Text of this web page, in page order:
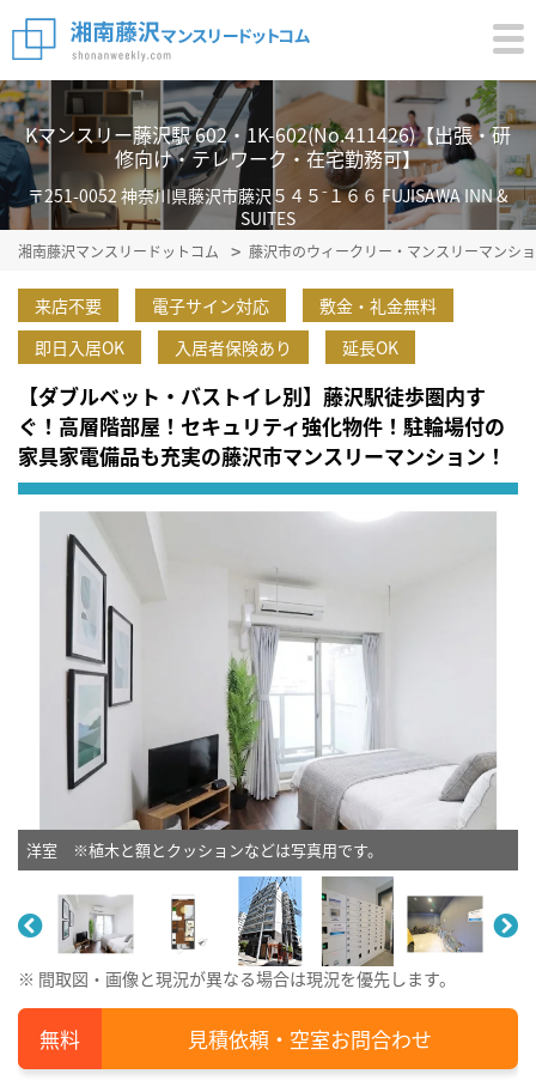
Kマンスリー藤沢駅 602・1K-602(No.411426)【出張・研
修向け・テレワーク・在宅勤務可】
〒251-0052 神奈川県藤沢市藤沢５４５⁻１６６ FUJISAWA INN &
SUITES
湘南藤沢マンスリードットコム 藤沢市のウィークリー・マンスリーマンシ
来店不要 電子サイン対応
敷金・礼金無料
即日入居OK
入居者保険あり 延長OK
【ダブルベット・バストイレ別】藤沢駅徒歩圏内す
ぐ！高層階部屋！セキュリティ強化物件！駐輪場付の
家具家電備品も充実の藤沢市マンスリーマンション！
洋室 ※植木と額とクッションなどは写真用です。
※ 間取図・画像と現況が異なる場合は現況を優先します。
見積依頼・空室お問合わせ